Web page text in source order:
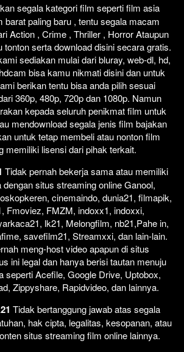
segala kategori film seperti film asia
barat paling baru , tentu segala macam
Action , Crime , Thriller , Horror Ataupun
serta download disini secara gratis.
sediakan mulai dari bluray, web-dl, hd,
bisa kamu nikmati disini dan untuk
berikan tentu bisa anda pilih sesuai
360p, 480p, 720p dan 1080p. Namun
kepada seluruh penikmat film untuk
mendownload segala jenis film bajakan
untuk tetap membeli atau nonton film
memiliki lisensi dari pihak terkait.
Tidak pernah bekerja sama atau memiliki
dengan situs streaming online Ganool,
cinemaindo, dunia21, filmapik,
Fmoviez, FMZM, indoxx1, indoxxi,
lk21, Melongfilm, nb21,Pahe in,
savefilm21, Streamxxi, dan lain-lain.
meng-host video apapun di situs
ini legal dan hanya berisi tautan menuju
seperti Acefile, Google Drive, Uptobox,
Zippyshare, Rapidvideo, dan lainnya.
Tidak bertanggung jawab atas segala
hak cipta, legalitas, kesopanan, atau
situs streaming film online lainnya.